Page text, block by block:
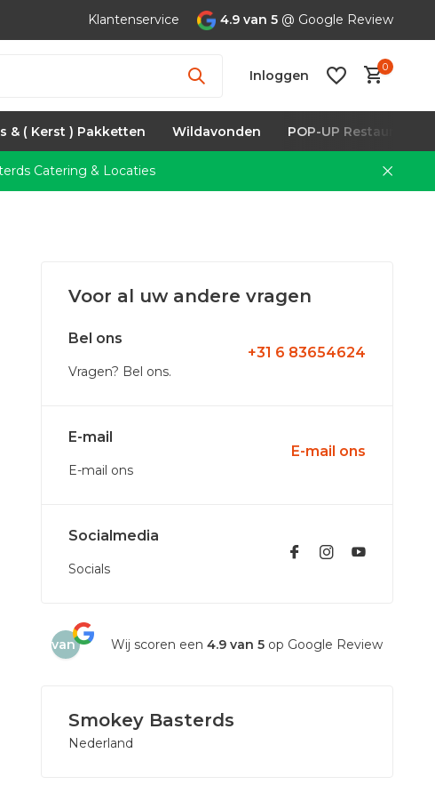
Klantenservice 4.9 van 5 @ Google Review
Inloggen
0
& ( Kerst ) Pakketten Wildavonden POP-UP Restaurants
Catering & Locaties
Voor al uw andere vragen
Bel ons
Vragen? Bel ons.
+31 6 83654624
E-mail
E-mail ons
E-mail ons
Socialmedia
Socials
van
5
Wij scoren een4.9 van 5 op Google Review
Smokey Basterds
Nederland